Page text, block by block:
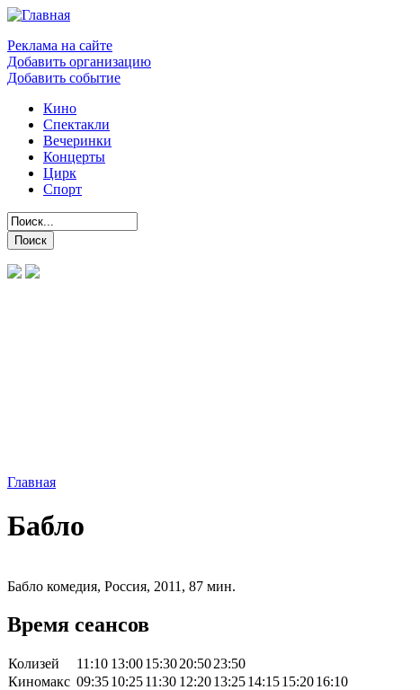
Реклама на сайте
Добавить организацию
Добавить событие
Кино
Спектакли
Вечеринки
Концерты
Цирк
Спорт
Главная
Бабло
Бабло комедия, Россия, 2011, 87 мин.
Время сеансов
Колизей 11:10 13:0015:3020:5023:50
Киномакс 09:3510:2511:30 12:2013:2514:1515:2016:10